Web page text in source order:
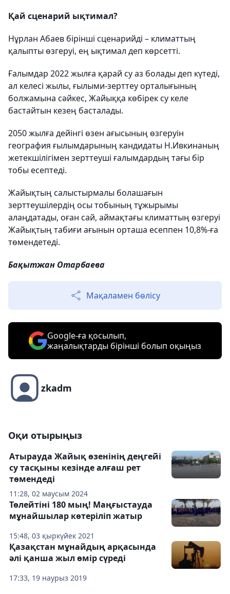
Қай сценарий ықтимал?
Нұрлан Абаев бірінші сценарийді – климаттың
қалыпты өзгеруі, ең ықтимал деп көрсетті.
Ғалымдар 2022 жылға қарай су аз болады деп күтеді,
ал келесі жылы, ғылыми-зерттеу орталығының
болжамына сәйкес, Жайыққа көбірек су келе
бастайтын кезең басталады.
2050 жылға дейінгі өзен ағысының өзгеруін
география ғылымдарының кандидаты Н.Ивкинаның
жетекшілігімен зерттеуші ғалымдардың тағы бір
тобы есептеді.
Жайықтың салыстырмалы болашағын
зерттеушілердің осы тобының тұжырымы
алаңдатады, оған сай, аймақтағы климаттың өзгеруі
Жайықтың табиғи ағынын орташа есеппен 10,8%-ға
төмендетеді.
Бақытжан Отарбаева
Мақаламен бөлісу
Google-ға қосылып,
жаңалықтарды бірінші болып оқыңыз
zkadm
Оқи отырыңыз
11:28, 02 маусым 2024
Атырауда Жайық өзенінің деңгейі
су тасқыны кезінде алғаш рет
төмендеді
15:48, 03 қыркүйек 2021
Төлейтіні 180 мың! Маңғыстауда
мұнайшылар көтеріліп жатыр
17:33, 19 наурыз 2019
Қазақстан мұнайдың арқасында
әлі қанша жыл өмір сүреді